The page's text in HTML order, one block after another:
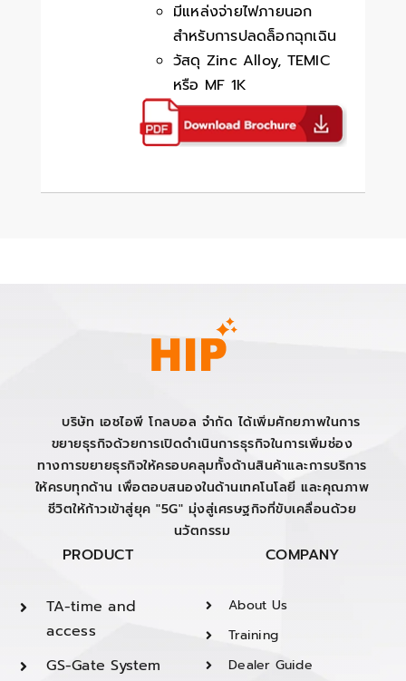
มีแหล่งจ่ายไฟภายนอก
สำหรับการปลดล็อกฉุกเฉิน
วัสดุ Zinc Alloy, TEMIC
หรือ MF 1K
บริษัท เอชไอพี โกลบอล จำกัด ได้เพิ่มศักยภาพในการ
ขยายธุรกิจด้วยการเปิดดำเนินการธุรกิจในการเพิ่มช่อง
ทางการขยายธุรกิจให้ครอบคลุมทั้งด้านสินค้าและการบริการ
ให้ครบทุกด้าน เพื่อตอบสนองในด้านเทคโนโลยี และคุณภาพ
ชีวิตให้ก้าวเข้าสู่ยุค "5G" มุ่งสู่เศรษฐกิจที่ขับเคลื่อนด้วย
นวัตกรรม
PRODUCT
TA-time and
access
GS-Gate System
COMPANY
About Us
Training
Dealer Guide